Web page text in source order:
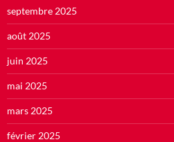
septembre 2025
août 2025
juin 2025
mai 2025
mars 2025
février 2025